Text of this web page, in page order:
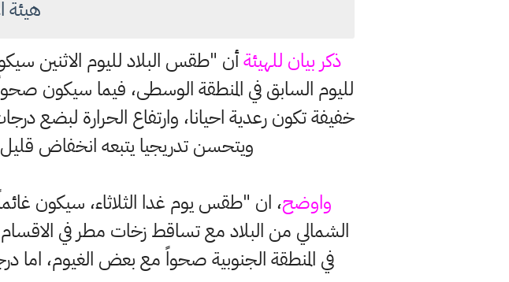
هيئة
ذكر بيان للهيئةأن "طقس البلاد لليوم الاثنين
لليوم السابق في المنطقة الوسطى، فيما سيكون
خفيفة تكون رعدية احيانا، وارتفاع الحرارة لبضع
ويتحسن تدريجيا يتبعه انخفاض قليل
واوضح، ان "طقس يوم غدا الثلاثاء، سيكون غائماً
الشمالي من البلاد مع تساقط زخات مطر في
في المنطقة الجنوبية صحواً مع بعض الغيوم، اما